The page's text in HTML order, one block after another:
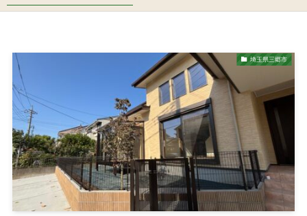
埼玉県三郷市